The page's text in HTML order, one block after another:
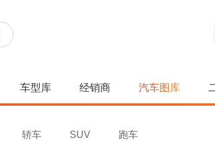
车型库 经销商 汽车图库
轿车 SUV 跑车